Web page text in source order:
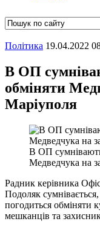
Полiтика 19.04.2022
В ОП
обміняти
Маріуполя
В ОП
Медведчука на
Радник керівника
Подоляк
погодиться обміняти
мешканців та